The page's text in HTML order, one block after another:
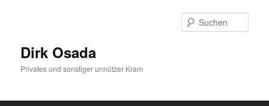
Dirk Osada
Privates und sonstiger unnützer Kram